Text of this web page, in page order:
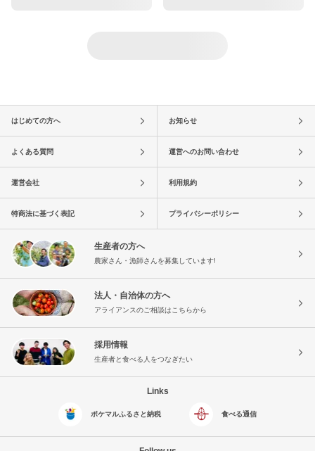
はじめての方へ お知らせ
よくある質問 運営へのお問い合わせ
運営会社 利用規約
特商法に基づく表記 プライバシーポリシー
生産者の方へ
農家さん・漁師さんを募集しています!
法人・自治体の方へ
アライアンスのご相談はこちらから
採用情報
生産者と食べる人をつなぎたい
Links
ポケマルふるさと納税 食べる通信